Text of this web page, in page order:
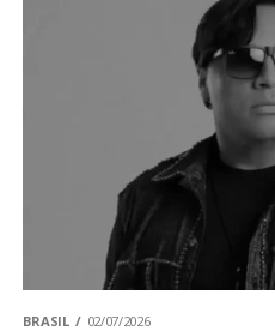
BRASIL 02/07/2026